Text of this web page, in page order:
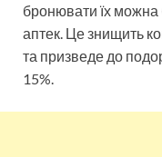
бронювати їх можна
аптек. Це знищить
та призведе до
15%.